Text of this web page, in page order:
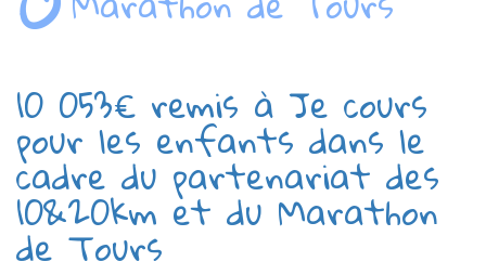
10 053€ remis à Je cours
pour les enfants dans le
cadre du partenariat des
10&20km et du Marathon
de Tours